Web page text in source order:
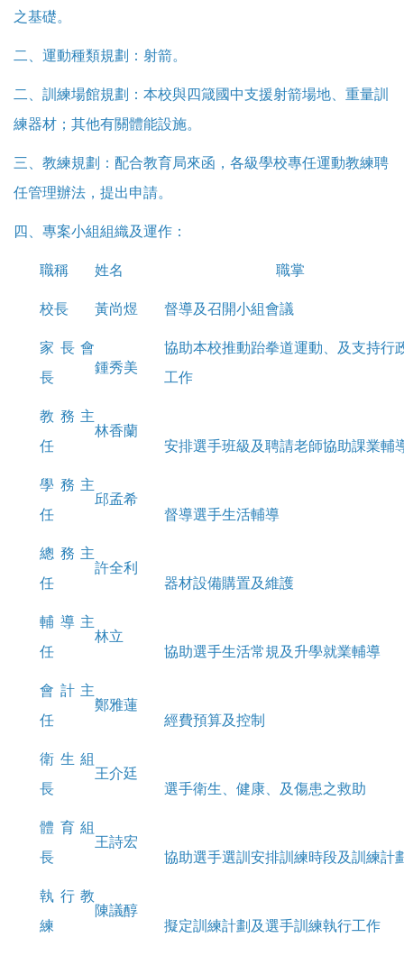
之基礎。
二、運動種類規劃：射箭。
二、訓練場館規劃：本校與四箴國中支援射箭場地、重量訓
練器材；其他有關體能設施。
三、教練規劃：配合教育局來函，各級學校專任運動教練聘
任管理辦法，提出申請。
四、專案小組組織及運作：
職稱 姓名 職掌
校長 黃尚煜 督導及召開小組會議
家長會
長
鍾秀美
協助本校推動跆拳道運動、及支持行
工作
教務主
任
林香蘭
安排選手班級及聘請老師協助課業輔
學務主
任
邱孟希
督導選手生活輔導
總務主
任
許全利
器材設備購置及維護
輔導主
任
林立
協助選手生活常規及升學就業輔導
會計主
任
鄭雅蓮
經費預算及控制
衛生組
長
王介廷
選手衛生、健康、及傷患之救助
體育組
長
王詩宏
協助選手選訓安排訓練時段及訓練計
執行教
練
陳議醇
擬定訓練計劃及選手訓練執行工作